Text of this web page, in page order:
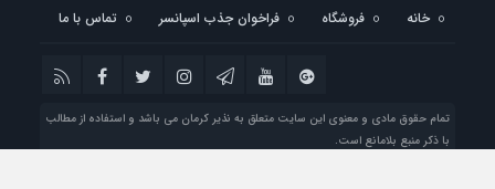
خانه فروشگاه فراخوان جذب اسپانسر تماس با ما
تمام حقوق مادی و معنوی این سایت متعلق به نذیر کرمان می باشد و استفاده از مطالب
با ذکر منبع بلامانع است.